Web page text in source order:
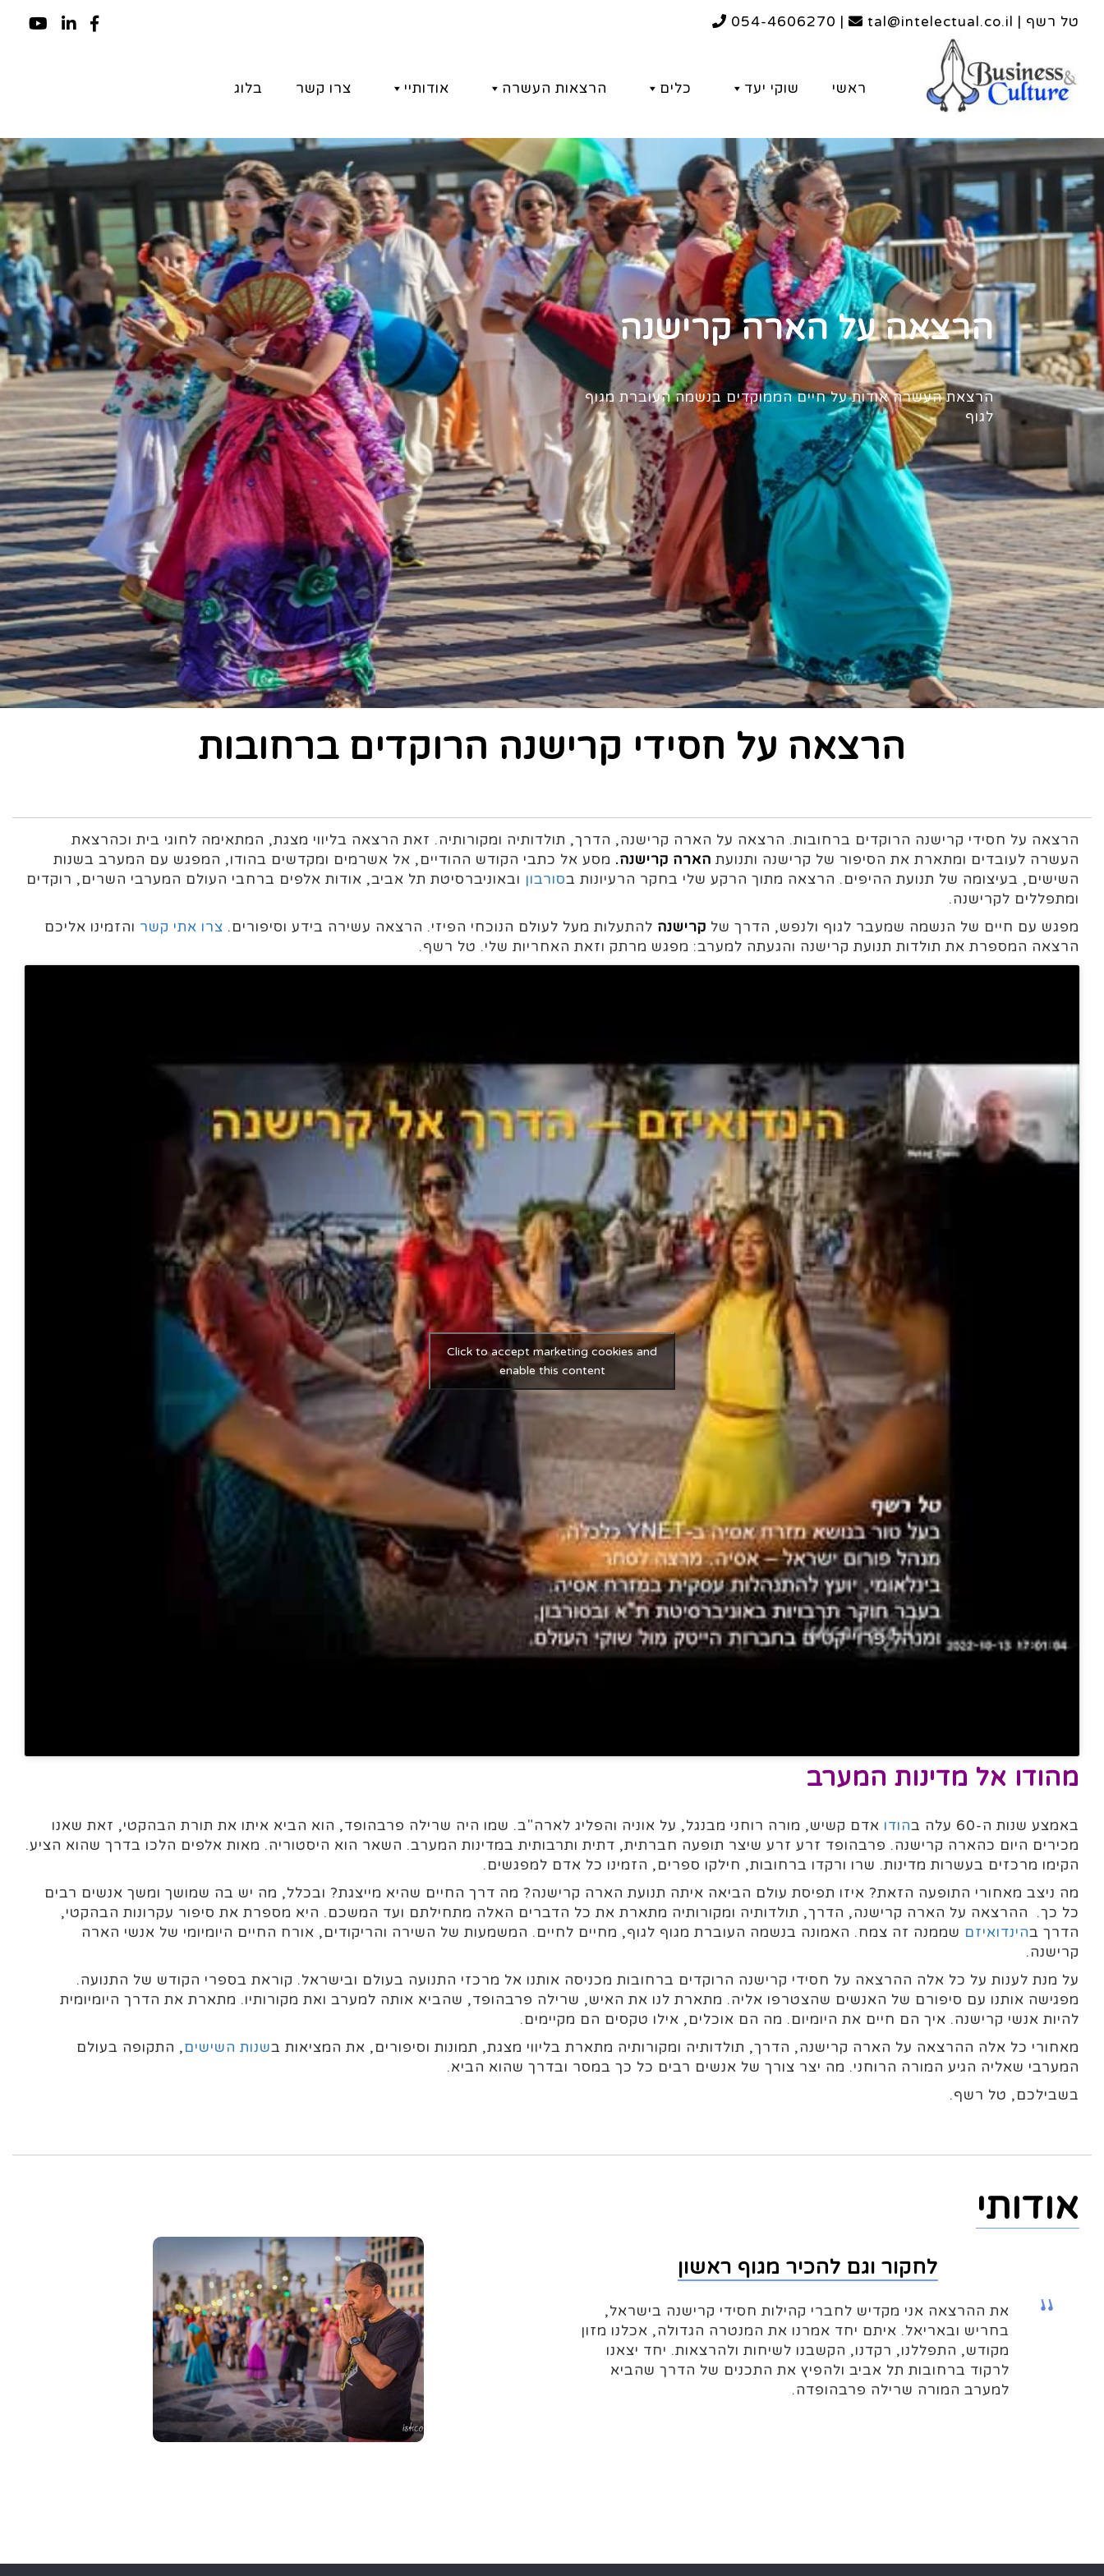
טל רשף | tal@intelectual.co.il |
054-4606270
ראשי שוקי יעד כלים הרצאות העשרה אודותיי צרו קשר בלוג
הרצאה על הארה קרישנה
הרצאת העשרה אודות על חיים הממוקדים בנשמה העוברת מגוף
לגוף
הרצאה על חסידי קרישנה הרוקדים ברחובות
הרצאה על חסידי קרישנה הרוקדים ברחובות. הרצאה על הארה קרישנה, הדרך, תולדותיה ומקורותיה. זאת הרצאה בליווי מצגת, המתאימה לחוגי בית וכהרצאת
העשרה לעובדים ומתארת את הסיפור של קרישנה ותנועת הארה קרישנה. מסע אל כתבי הקודש ההודיים, אל אשרמים ומקדשים בהודו, המפגש עם המערב בשנות
השישים, בעיצומה של תנועת ההיפים. הרצאה מתוך הרקע שלי בחקר הרעיונות בסורבון ובאוניברסיטת תל אביב, אודות אלפים ברחבי העולם המערבי השרים, רוקדים
ומתפללים לקרישנה.
מפגש עם חיים של הנשמה שמעבר לגוף ולנפש, הדרך של קרישנה להתעלות מעל לעולם הנוכחי הפיזי. הרצאה עשירה בידע וסיפורים. צרו אתי קשר והזמינו אליכם
הרצאה המספרת את תולדות תנועת קרישנה והגעתה למערב: מפגש מרתק וזאת האחריות שלי. טל רשף.
Click to accept marketing cookies and
enable this content
מהודו אל מדינות המערב
באמצע שנות ה-60 עלה ב הודו אדם קשיש, מורה רוחני מבנגל, על אוניה והפליג לארה"ב. שמו היה שרילה פרבהופד, הוא הביא איתו את תורת הבהקטי, זאת שאנו
מכירים היום כהארה קרישנה. פרבהופד זרע זרע שיצר תופעה חברתית, דתית ותרבותית במדינות המערב. השאר הוא היסטוריה. מאות אלפים הלכו בדרך שהוא הציע.
הקימו מרכזים בעשרות מדינות. שרו ורקדו ברחובות, חילקו ספרים, הזמינו כל אדם למפגשים.
מה ניצב מאחורי התופעה הזאת? איזו תפיסת עולם הביאה איתה תנועת הארה קרישנה? מה דרך החיים שהיא מייצגת? ובכלל, מה יש בה שמושך ומשך אנשים רבים
כל כך. ההרצאה על הארה קרישנה, הדרך, תולדותיה ומקורותיה מתארת את כל הדברים האלה מתחילתם ועד המשכם. היא מספרת את סיפור עקרונות הבהקטי,
הדרך בהינדואיזם שממנה זה צמח. האמונה בנשמה העוברת מגוף לגוף, מחיים לחיים. המשמעות של השירה והריקודים, אורח החיים היומיומי של אנשי הארה
קרישנה.
על מנת לענות על כל אלה ההרצאה על חסידי קרישנה הרוקדים ברחובות מכניסה אותנו אל מרכזי התנועה בעולם ובישראל. קוראת בספרי הקודש של התנועה.
מפגישה אותנו עם סיפורם של האנשים שהצטרפו אליה. מתארת לנו את האיש, שרילה פרבהופד, שהביא אותה למערב ואת מקורותיו. מתארת את הדרך היומיומית
להיות אנשי קרישנה. איך הם חיים את היומיום. מה הם אוכלים, אילו טקסים הם מקיימים.
מאחורי כל אלה ההרצאה על הארה קרישנה, הדרך, תולדותיה ומקורותיה מתארת בליווי מצגת, תמונות וסיפורים, את המציאות בשנות השישים, התקופה בעולם
המערבי שאליה הגיע המורה הרוחני. מה יצר צורך של אנשים רבים כל כך במסר ובדרך שהוא הביא.
בשבילכם, טל רשף.
אודותי
לחקור וגם להכיר מגוף ראשון
את ההרצאה אני מקדיש לחברי קהילות חסידי קרישנה בישראל,
בחריש ובאריאל. איתם יחד אמרנו את המנטרה הגדולה, אכלנו מזון
מקודש, התפללנו, רקדנו, הקשבנו לשיחות ולהרצאות. יחד יצאנו
לרקוד ברחובות תל אביב ולהפיץ את התכנים של הדרך שהביא
למערב המורה שרילה פרבהופדה.